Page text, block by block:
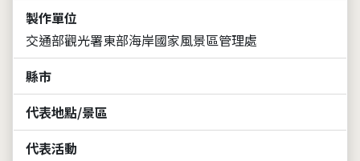
製作單位
交通部觀光署東部海岸國家風景區管理處
縣市
代表地點/景區
代表活動